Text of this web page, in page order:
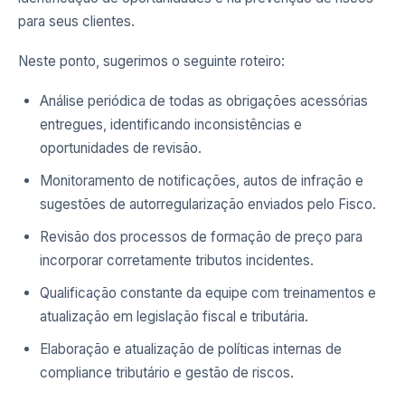
para seus clientes.
Neste ponto, sugerimos o seguinte roteiro:
Análise periódica de todas as obrigações acessórias
entregues, identificando inconsistências e
oportunidades de revisão.
Monitoramento de notificações, autos de infração e
sugestões de autorregularização enviados pelo Fisco.
Revisão dos processos de formação de preço para
incorporar corretamente tributos incidentes.
Qualificação constante da equipe com treinamentos e
atualização em legislação fiscal e tributária.
Elaboração e atualização de políticas internas de
compliance tributário e gestão de riscos.